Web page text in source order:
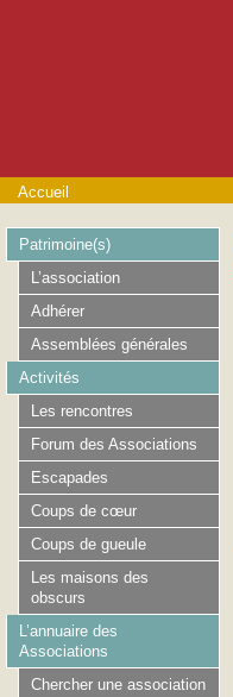
Accueil
Patrimoine(s)
L’association
Adhérer
Assemblées générales
Activités
Les rencontres
Forum des Associations
Escapades
Coups de cœur
Coups de gueule
Les maisons des
obscurs
L’annuaire des
Associations
Chercher une association